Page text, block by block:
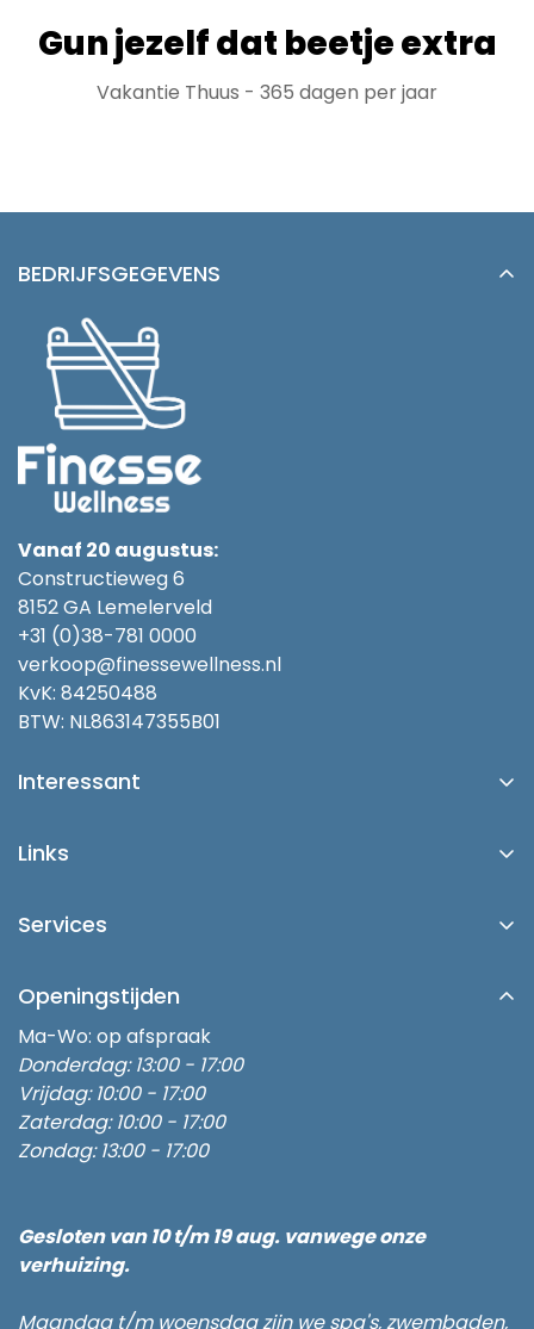
Gun jezelf dat beetje extra
Vakantie Thuus - 365 dagen per jaar
BEDRIJFSGEGEVENS
Vanaf 20 augustus:
Constructieweg 6
8152 GA Lemelerveld
+31 (0)38-781 0000
verkoop@finessewellness.nl
KvK: 84250488
BTW: NL863147355B01
Interessant
Blog
Buitenspa Kopen in Zwolle
Inbouw Zwembad
Zwembad Thuis
Stroomvoorziening buitenspa
3 persoons buitenspa
5 persoons buitenspa
Buitenspa kopen 6 persoons
Links
Over Ons
Contact
Onze Partners
Waterbalans
Hydrotherapie
Sauna en Spa kopen
Business Partner Worden
Services
Verzending
Retouren
Algemene Voorwaarden
Klachten
Openingstijden
Ma-Wo: op afspraak
Donderdag: 13:00 - 17:00
Vrijdag: 10:00 - 17:00
Zaterdag: 10:00 - 17:00
Zondag: 13:00 - 17:00
Gesloten van 10 t/m 19 aug. vanwege onze
verhuizing.
Maandag t/m woensdag zijn we spa's, zwembaden,